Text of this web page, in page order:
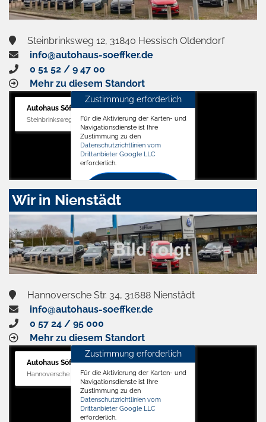
Steinbrinksweg 12, 31840 Hessisch Oldendorf
info@autohaus-soeffker.de
0 51 52 / 9 47 00
Mehr zu diesem Standort
Autohaus Söffker GmbH
Steinbrinksweg 12, 31840 Hessisch Oldendorf
Zustimmung erforderlich
Für die Aktivierung der Karten- und
Navigationsdienste ist Ihre
Zustimmung zu den
Datenschutzrichtlinien vom
Drittanbieter Google LLC
erforderlich.
Zustimmen
aktivieren
Wir in Nienstädt
Hannoversche Str. 34, 31688 Nienstädt
info@autohaus-soeffker.de
0 57 24 / 95 000
Mehr zu diesem Standort
Autohaus Söffker GmbH
Hannoversche Str. 34, 31688 Nienstädt
Zustimmung erforderlich
Für die Aktivierung der Karten- und
Navigationsdienste ist Ihre
Zustimmung zu den
Datenschutzrichtlinien vom
Drittanbieter Google LLC
erforderlich.